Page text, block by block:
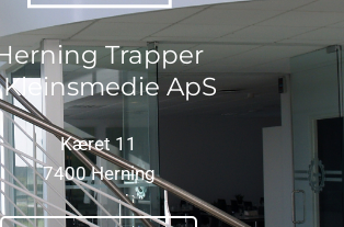
Trapper
Kleinsmedie ApS
Kæret 11
7400 Herning